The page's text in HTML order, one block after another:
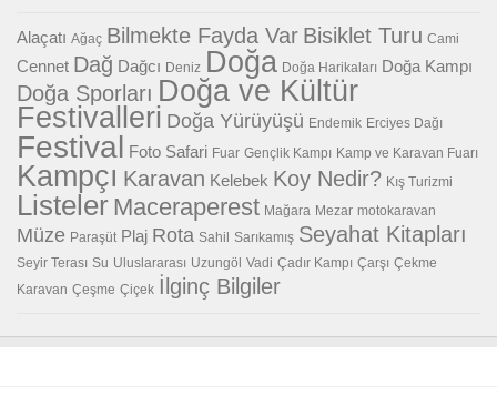
Alaçatı Ağaç Bilmekte Fayda Var Bisiklet Turu Cami
Cennet Dağ Dağcı Deniz Doğa Doğa Harikaları Doğa Kampı
Doğa Sporları Doğa ve Kültür
Festivalleri Doğa Yürüyüşü Endemik Erciyes Dağı
Festival Foto Safari Fuar Gençlik Kampı Kamp ve Karavan Fuarı
Kampçı Karavan Kelebek Koy Nedir? Kış Turizmi
Listeler Maceraperest Mağara Mezar motokaravan
Müze Paraşüt Plaj Rota Sahil Sarıkamış Seyahat Kitapları
Seyir Terası Su Uluslararası Uzungöl Vadi Çadır Kampı Çarşı Çekme
Karavan Çeşme Çiçek İlginç Bilgiler